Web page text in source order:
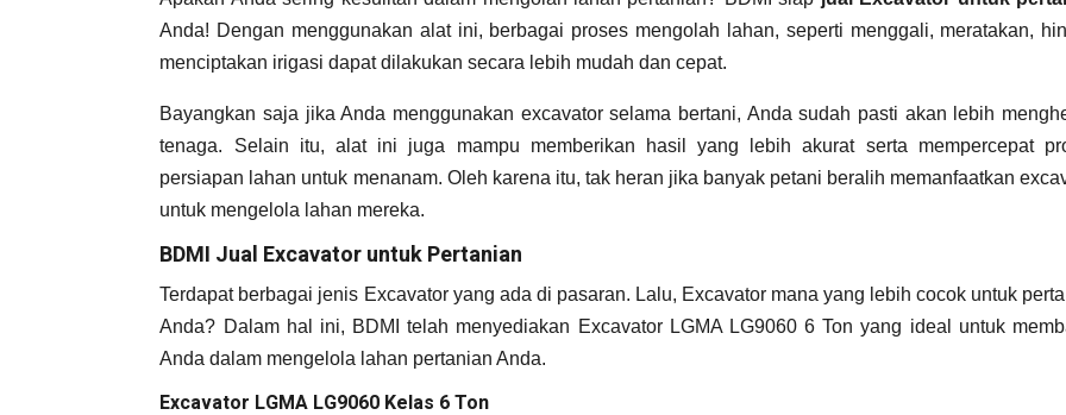
Anda! Dengan menggunakan alat ini, berbagai proses mengolah lahan, seperti menggali, meratakan,
menciptakan irigasi dapat dilakukan secara lebih mudah dan cepat.
Bayangkan saja jika Anda menggunakan excavator selama bertani, Anda sudah pasti akan lebih
tenaga. Selain itu, alat ini juga mampu memberikan hasil yang lebih akurat serta mempercepat
persiapan lahan untuk menanam. Oleh karena itu, tak heran jika banyak petani beralih memanfaatkan
untuk mengelola lahan mereka.
BDMI Jual Excavator untuk Pertanian
Terdapat berbagai jenis Excavator yang ada di pasaran. Lalu, Excavator mana yang lebih cocok untuk
Anda? Dalam hal ini, BDMI telah menyediakan Excavator LGMA LG9060 6 Ton yang ideal untuk
Anda dalam mengelola lahan pertanian Anda.
Excavator LGMA LG9060 Kelas 6 Ton